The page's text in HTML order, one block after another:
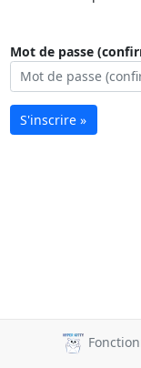
Mot de passe
S'inscrire »